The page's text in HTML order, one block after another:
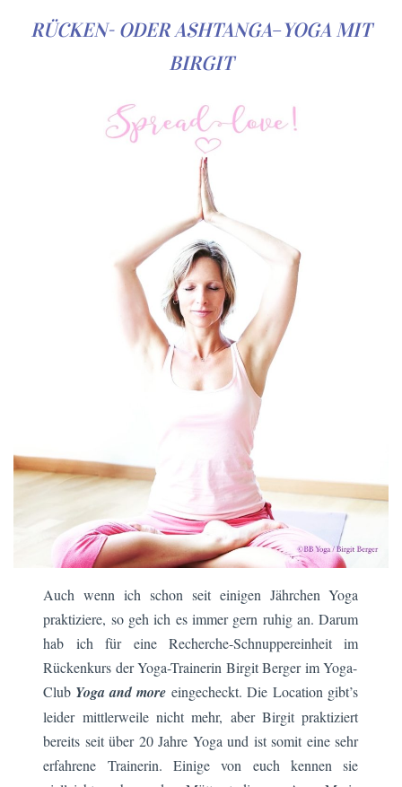
RÜCKEN- ODER ASHTANGA–YOGA MIT
BIRGIT
Auch wenn ich schon seit einigen Jährchen Yoga
praktiziere, so geh ich es immer gern ruhig an. Darum
hab ich für eine Recherche-Schnuppereinheit im
Rückenkurs der Yoga-Trainerin Birgit Berger im Yoga-
Club Yoga and more eingecheckt. Die Location gibt’s
leider mittlerweile nicht mehr, aber Birgit praktiziert
bereits seit über 20 Jahre Yoga und ist somit eine sehr
erfahrene Trainerin. Einige von euch kennen sie